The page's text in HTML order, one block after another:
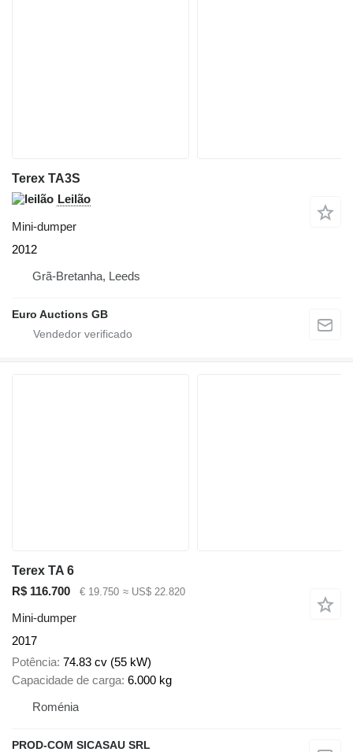
Terex TA3S
Leilão
Mini-dumper
2012
Grã-Bretanha, Leeds
Euro Auctions GB
Terex TA 6
R$ 116.700
€ 19.750 ≈ US$ 22.820
Mini-dumper
2017
Potência 74.83 cv (55 kW)
Capacidade de carga 6.000 kg
Roménia
PROD-COM SICASAU SRL